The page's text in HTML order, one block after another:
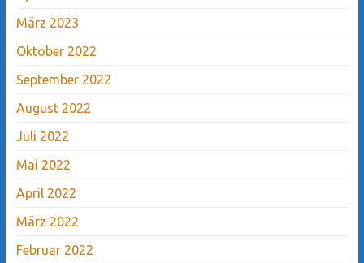
März 2023
Oktober 2022
September 2022
August 2022
Juli 2022
Mai 2022
April 2022
März 2022
Februar 2022